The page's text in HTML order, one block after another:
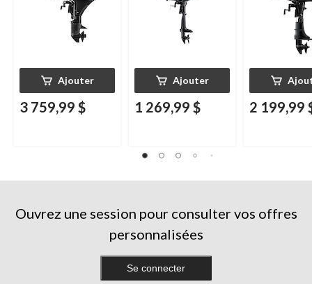
Ajouter
3 759,99 $
Ajouter
1 269,99 $ 2 199,99
Ouvrez une session pour consulter vos offres
personnalisées
Se connecter